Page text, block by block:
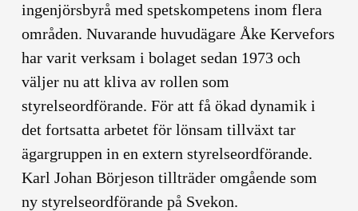
ingenjörsbyrå med spetskompetens inom flera
områden. Nuvarande huvudägare Åke Kervefors
har varit verksam i bolaget sedan 1973 och
väljer nu att kliva av rollen som
styrelseordförande.För att få ökad dynamik i
det fortsatta arbetet för lönsam tillväxt tar
ägargruppen in en extern styrelseordförande.
Karl Johan Börjeson tillträder omgående som
ny styrelseordförande på Svekon.